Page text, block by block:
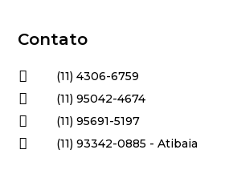
Contato
 (11) 4306-6759
 (11) 95042-4674
 (11) 95691-5197
 (11) 93342-0885 - Atibaia